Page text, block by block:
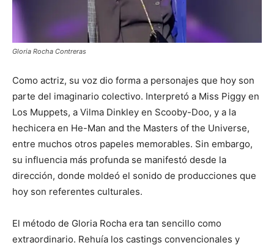
Gloria Rocha Contreras
Como actriz, su voz dio forma a personajes que hoy son
parte del imaginario colectivo. Interpretó a Miss Piggy en
Los Muppets, a Vilma Dinkley en Scooby-Doo, y a la
hechicera en He-Man and the Masters of the Universe,
entre muchos otros papeles memorables. Sin embargo,
su influencia más profunda se manifestó desde la
dirección, donde moldeó el sonido de producciones que
hoy son referentes culturales.
El método de Gloria Rocha era tan sencillo como
extraordinario. Rehuía los castings convencionales y